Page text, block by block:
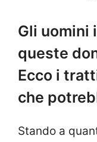
Gli uomini
queste
Ecco i
che
Stando a